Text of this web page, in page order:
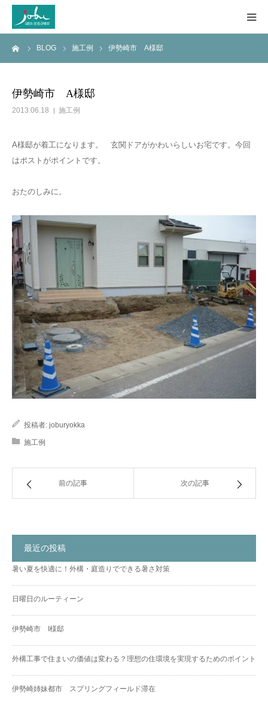
BLOG 施工例 伊勢崎市 A様邸
伊勢崎市 A様邸
2013.06.18 施工例
A様邸が着工になります。 玄関ドアがかわいらしいお宅です。今回
はポストがポイントです。
おたのしみに。
投稿者: joburyokka
施工例
前の記事 次の記事
最近の投稿
暑い夏を快適に！外構・庭造りでできる暑さ対策
日曜日のルーティーン
伊勢崎市 I様邸
外構工事で住まいの価値は変わる？理想の住環境を実現するためのポイント
伊勢崎姉妹都市 スプリングフィールド滞在
HOME
Q&A
BLOG